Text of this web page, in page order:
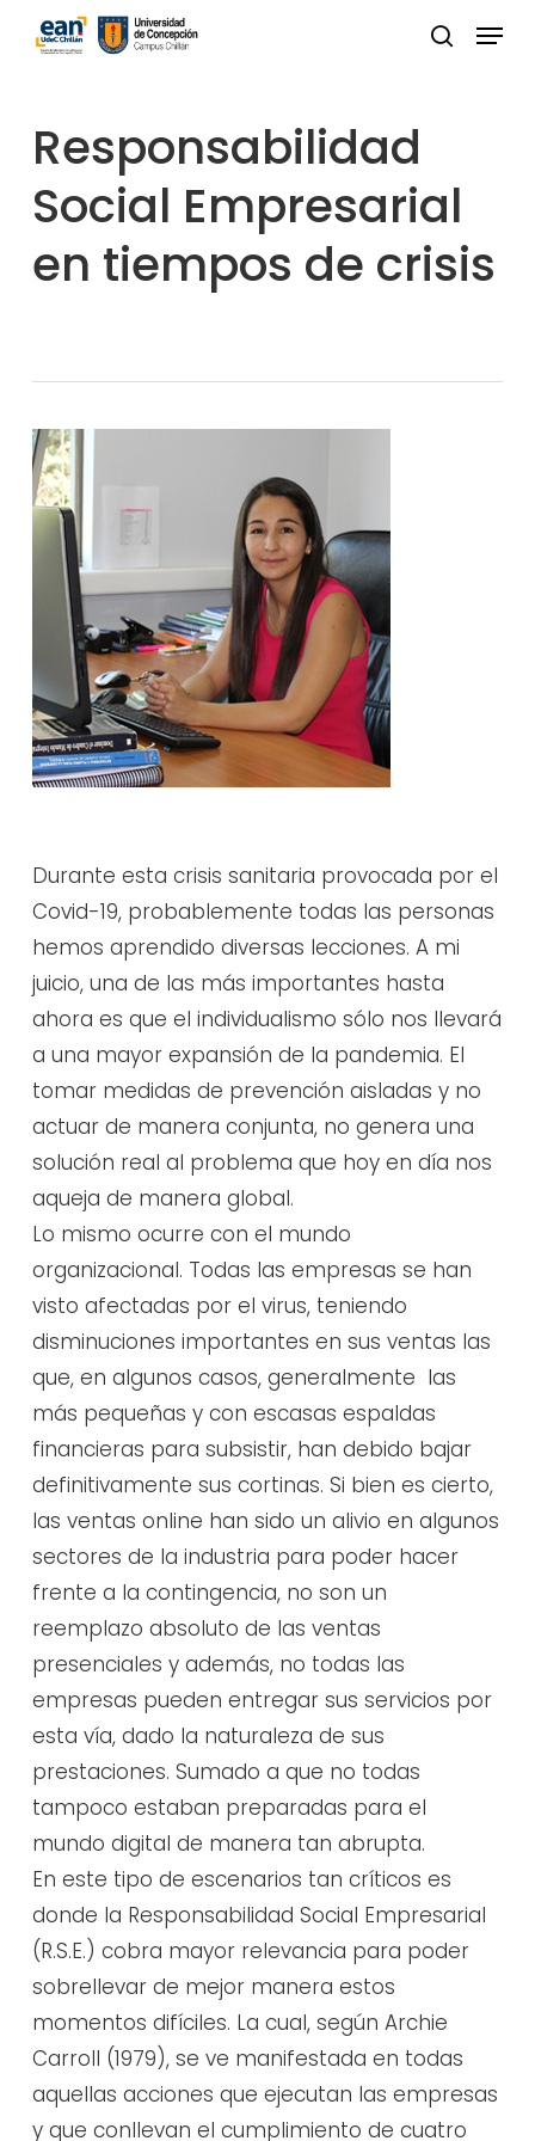
content
buscar
Menu
Responsabilidad
Social Empresarial
en tiempos de crisis
Durante esta crisis sanitaria provocada por el
Covid-19, probablemente todas las personas
hemos aprendido diversas lecciones. A mi
juicio, una de las más importantes hasta
ahora es que el individualismo sólo nos llevará
a una mayor expansión de la pandemia. El
tomar medidas de prevención aisladas y no
actuar de manera conjunta, no genera una
solución real al problema que hoy en día nos
aqueja de manera global.
Lo mismo ocurre con el mundo
organizacional. Todas las empresas se han
visto afectadas por el virus, teniendo
disminuciones importantes en sus ventas las
que, en algunos casos, generalmente las
más pequeñas y con escasas espaldas
financieras para subsistir, han debido bajar
definitivamente sus cortinas. Si bien es cierto,
las ventas online han sido un alivio en algunos
sectores de la industria para poder hacer
frente a la contingencia, no son un
reemplazo absoluto de las ventas
presenciales y además, no todas las
empresas pueden entregar sus servicios por
esta vía, dado la naturaleza de sus
prestaciones. Sumado a que no todas
tampoco estaban preparadas para el
mundo digital de manera tan abrupta.
En este tipo de escenarios tan críticos es
donde la Responsabilidad Social Empresarial
(R.S.E.) cobra mayor relevancia para poder
sobrellevar de mejor manera estos
momentos difíciles. La cual, según Archie
Carroll (1979), se ve manifestada en todas
aquellas acciones que ejecutan las empresas
y que conllevan el cumplimiento de cuatro